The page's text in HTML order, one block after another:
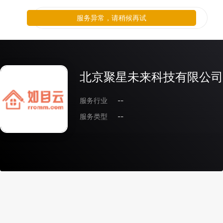
北京聚星未来科技有限公司
服务行业
--
服务类型
--
服务异常，请稍候再试